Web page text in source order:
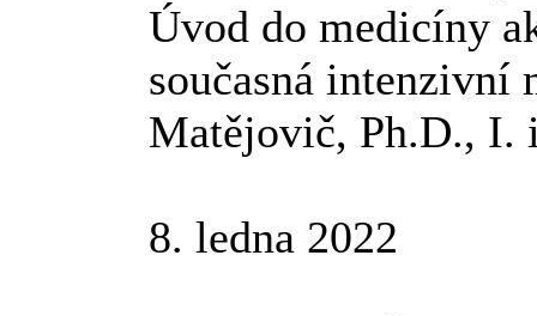
Úvod do medicíny
současná
Matějovič, Ph.D., I.
8. ledna 2022